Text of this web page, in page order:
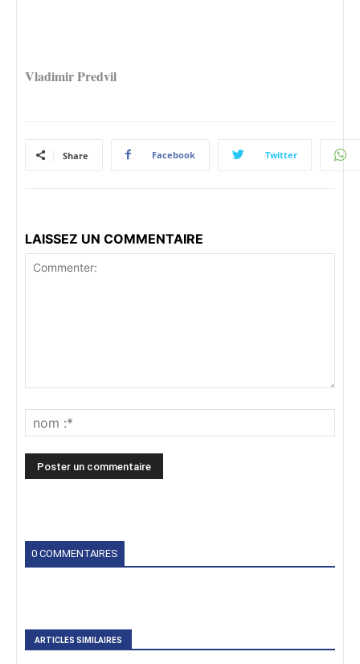
Vladimir Predvil
Share Facebook Twitter
LAISSEZ UN COMMENTAIRE
0 COMMENTAIRES
ARTICLES SIMILAIRES